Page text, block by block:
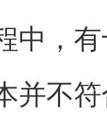
中，
并不